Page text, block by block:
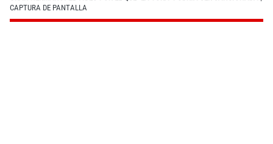
CAPTURA DE PANTALLA